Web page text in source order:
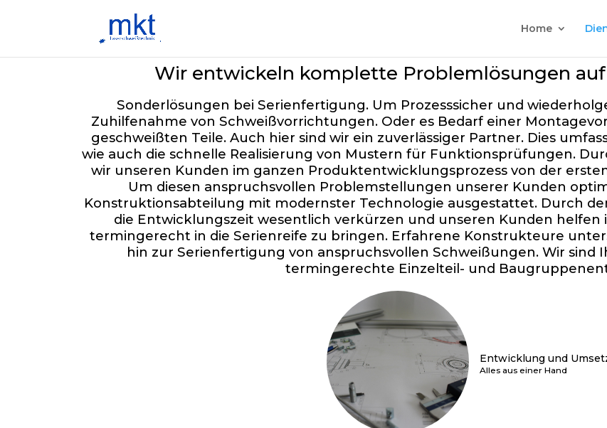
Home
Wir entwickeln komplette Problemlösungen auf
Sonderlösungen bei Serienfertigung. Um Prozesssicher und
Zuhilfenahme von Schweißvorrichtungen. Oder es Bedarf einer
geschweißten Teile. Auch hier sind wir ein zuverlässiger Partner. Dies
wie auch die schnelle Realisierung von Mustern für Funktionsprüfungen.
wir unseren Kunden im ganzen Produktentwicklungsprozess von der
Um diesen anspruchsvollen Problemstellungen unserer Kunden
Konstruktionsabteilung mit modernster Technologie ausgestattet. Durch
die Entwicklungszeit wesentlich verkürzen und unseren Kunden
termingerecht in die Serienreife zu bringen. Erfahrene Konstrukteure
hin zur Serienfertigung von anspruchsvollen Schweißungen. Wir
termingerechte Einzelteil- und
Entwicklung und
Alles aus einer Hand